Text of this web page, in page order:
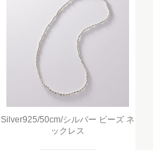
Silver925/50cm/シルバー ビーズ ネ
ックレス